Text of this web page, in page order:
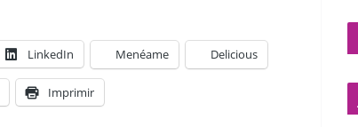
LinkedIn Menéame Delicious
Imprimir